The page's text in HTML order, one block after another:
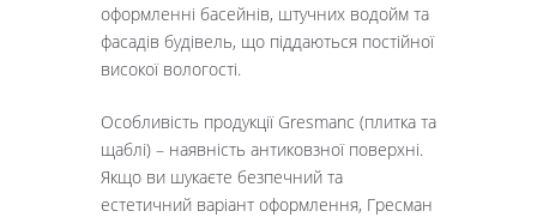
оформленні басейнів, штучних водойм та
фасадів будівель, що піддаються постійної
високої вологості.
Особливість продукції Gresmanc (плитка та
щаблі) – наявність антиковзної поверхні.
Якщо ви шукаєте безпечний та
естетичний варіант оформлення, Гресман